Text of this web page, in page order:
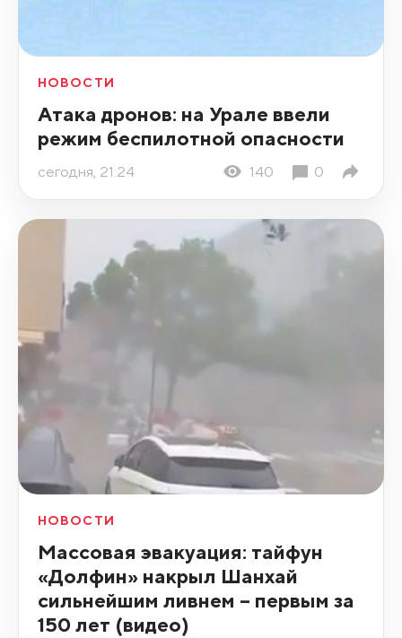
НОВОСТИ
Атака дронов: на Урале ввели
режим беспилотной опасности
сегодня, 21:24 140 0
НОВОСТИ
Массовая эвакуация: тайфун
«Долфин» накрыл Шанхай
сильнейшим ливнем – первым за
150 лет (видео)